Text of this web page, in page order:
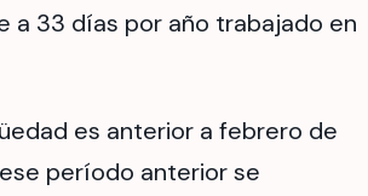
a 33 días por año trabajado en
es anterior a febrero de
período anterior se